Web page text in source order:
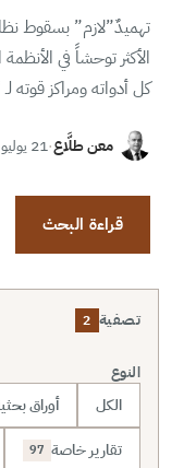
تهميدٌ”لازم” بسقوط
الأكثر توحشاً في
كل أدواته ومراكز
معن طلَّاع·21 يوليو 2026
قراءة البحث
تصفية 2
النوع
الكل أوراق
تقارير خاصة 97